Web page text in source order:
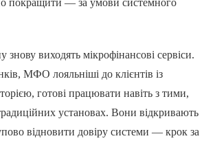
знову виходять мікрофінансові сервіси.
МФО лояльніші до клієнтів із
готові працювати навіть з тими,
установах. Вони відкривають
відновити довіру системи — крок за